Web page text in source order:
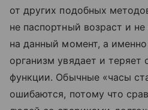
от других подобных
не паспортный возраст и
на данный момент, а
организм увядает и теряет
функции. Обычные «часы
ошибаются, потому что